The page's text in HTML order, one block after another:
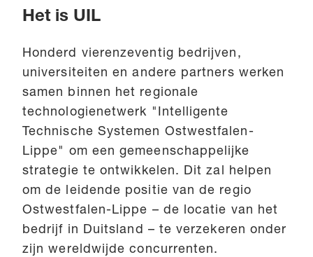
Het is UIL
Honderd vierenzeventig bedrijven,
universiteiten en andere partners werken
samen binnen het regionale
technologienetwerk "Intelligente
Technische Systemen Ostwestfalen-
Lippe" om een gemeenschappelijke
strategie te ontwikkelen. Dit zal helpen
om de leidende positie van de regio
Ostwestfalen-Lippe – de locatie van het
bedrijf in Duitsland – te verzekeren onder
zijn wereldwijde concurrenten.